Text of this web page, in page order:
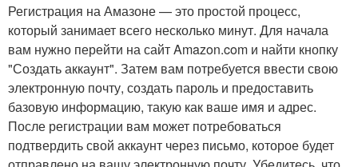
Регистрация на Амазоне — это простой процесс,
который занимает всего несколько минут. Для начала
вам нужно перейти на сайт Amazon.com и найти кнопку
"Создать аккаунт". Затем вам потребуется ввести свою
электронную почту, создать пароль и предоставить
базовую информацию, такую как ваше имя и адрес.
После регистрации вам может потребоваться
подтвердить свой аккаунт через письмо, которое будет